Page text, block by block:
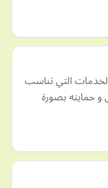
التي تناسب
و حمايته بصورة